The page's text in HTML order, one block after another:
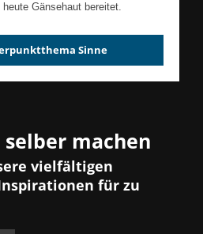
Gänsehaut bereitet.
Sinne
machen
vielfältigen
für zu